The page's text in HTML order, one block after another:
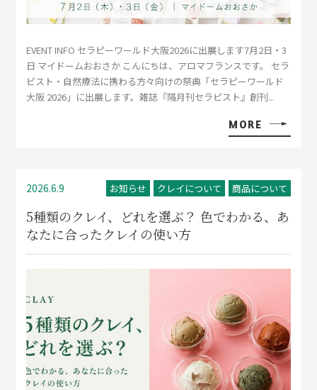
EVENT INFO セラピーワールド大阪2026に出展します7月2日・3
日 マイドームおおさか こんにちは、アロマフランスです。 セラ
ピスト・自然療法に携わる方々向けの祭典「セラピーワールド
大阪 2026」に出展します。雑誌『隔月刊セラピスト』創刊...
MORE
2026.6.9 お知らせ クレイについて 商品について
5種類のクレイ、どれを選ぶ？ 色でわかる、あ
なたに合ったクレイの使い方